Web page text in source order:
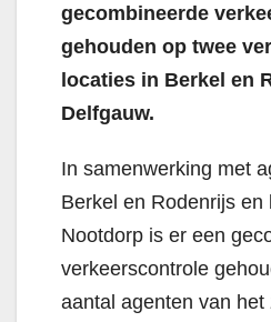
gecombineerde
gehouden op twee
locaties in Berkel en
Delfgauw.
In samenwerking met
Berkel en Rodenrijs
Nootdorp is er een
verkeerscontrole
aantal agenten van